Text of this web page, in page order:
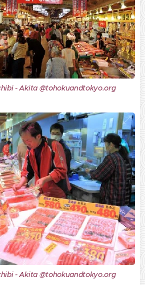
- Akita @tohokuandtokyo.org
- Akita @tohokuandtokyo.org